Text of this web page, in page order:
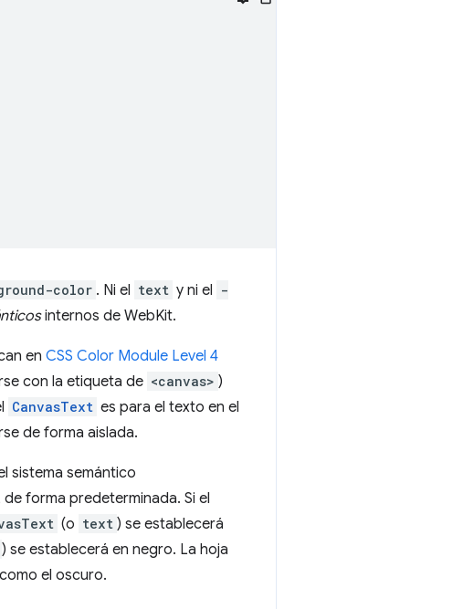
color . Ni el text y ni el -
internos de WebKit.
en CSS Color Module Level 4
con la etiqueta de <canvas> )
CanvasText es para el texto en el
de forma aislada.
sistema semántico
forma predeterminada. Si el
(o text ) se establecerá
) se establecerá en negro. La hoja
el oscuro.